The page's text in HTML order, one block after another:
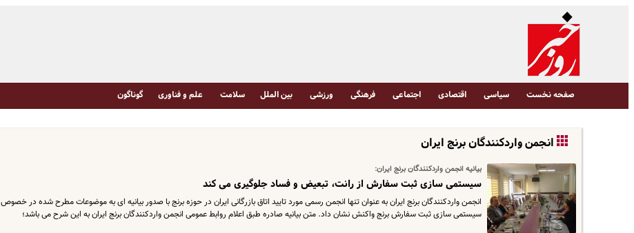
صفحه نخست سیاسی اقتصادی اجتماعی فرهنگی ورزشی بین الملل سلامت علم و فناوری گوناگون
انجمن واردكنندگان برنج ايران
بیانیه انجمن واردکنندگان برنج ایران:
سیستمى سازى ثبت سفارش از رانت، تبعیض و فساد جلوگیرى مى کند
انجمن واردکنندگان برنج ایران به عنوان تنها انجمن رسمى مورد تایید اتاق بازرگانى ایران در حوزه برنج با صدور بیانیه اى به موضوعات مطرح شده در خصوص
سیستمى سازى ثبت سفارش برنج واکنش نشان داد. متن بیانیه صادره طبق اعلام روابط عمومى انجمن واردکنندگان برنج ایران به این شرح مى باشد؛